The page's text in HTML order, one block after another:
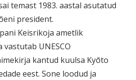
temast 1983. aastal asutatud
president.
Keisrikoja ametlik
UNESCO
kantud kuulsa Kyōto
eest. Sone loodud ja